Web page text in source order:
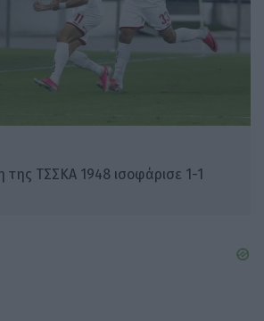
ΤΣΣΚΑ 1948 ισοφάρισε 1-1